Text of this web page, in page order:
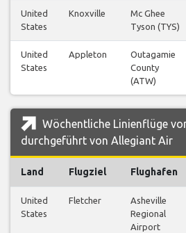
United
States
Knoxville
Mc Ghee
Tyson (TYS)
United
States
Appleton
Outagamie
County
(ATW)
Wöchentliche Linienflüge
durchgeführt von Allegiant Air
Land Flugziel Flughafen
United
States
Fletcher
Asheville
Regional
Airport